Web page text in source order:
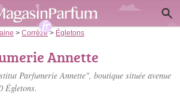
> Corrèze> Égletons
Annette
Parfumerie Annette", boutique située avenue
Égletons.